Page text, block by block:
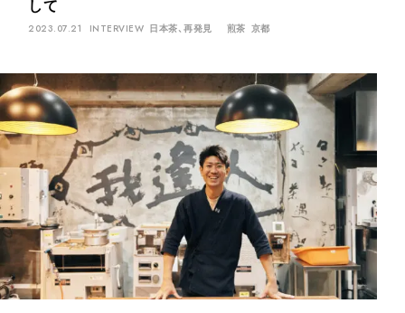
して
2023.07.21 INTERVIEW 日本茶、再発見 煎茶 京都